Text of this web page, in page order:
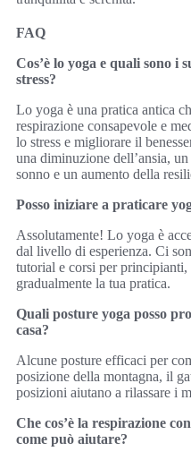
FAQ
Cos’è lo yoga e quali sono i
stress?
Lo yoga è una pratica antica
respirazione consapevole e
lo stress e migliorare il
una diminuzione dell’ansia,
sonno e un aumento della
Posso iniziare a praticare
Assolutamente! Lo yoga è
dal livello di esperienza. Ci
tutorial e corsi per
gradualmente la tua pratica.
Quali posture yoga posso
casa?
Alcune posture efficaci per
posizione della montagna, il
posizioni aiutano a rilassare i
Che cos’è la respirazione
come può aiutare?